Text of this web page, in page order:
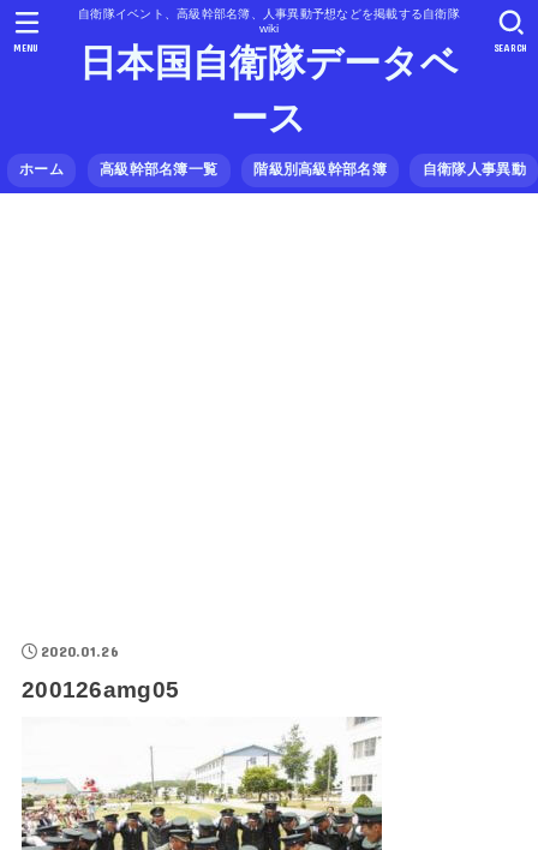
自衛隊イベント、高級幹部名簿、人事異動予想などを掲載する自衛隊
wiki
日本国自衛隊データベ
ース
ホーム 高級幹部名簿一覧 階級別高級幹部名簿 自衛隊人事異動
SEARCH
MENU
2020.01.26
200126amg05